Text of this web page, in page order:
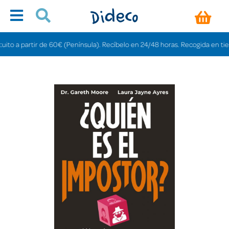
partir de 60€ (Península). Recíbelo en 24/48 horas. Recogida en